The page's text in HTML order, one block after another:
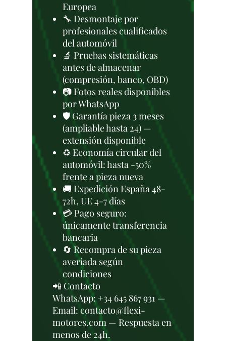
Europea
🔧 Desmontaje por
profesionales cualificados
del automóvil
🔬 Pruebas sistemáticas
antes de almacenar
(compresión, banco, OBD)
📷 Fotos reales disponibles
por WhatsApp
🛡️ Garantía pieza 3 meses
(ampliable hasta 24) —
extensión disponible
♻️ Economía circular del
automóvil: hasta -50%
frente a pieza nueva
🚚 Expedición España 48-
72h, UE 4-7 días
💳 Pago seguro:
únicamente transferencia
bancaria
🔄 Recompra de su pieza
averiada según
condiciones
📲 Contacto
WhatsApp: +34 645 867 931 —
Email: contacto@flexi-
motores.com — Respuesta en
menos de 24h.